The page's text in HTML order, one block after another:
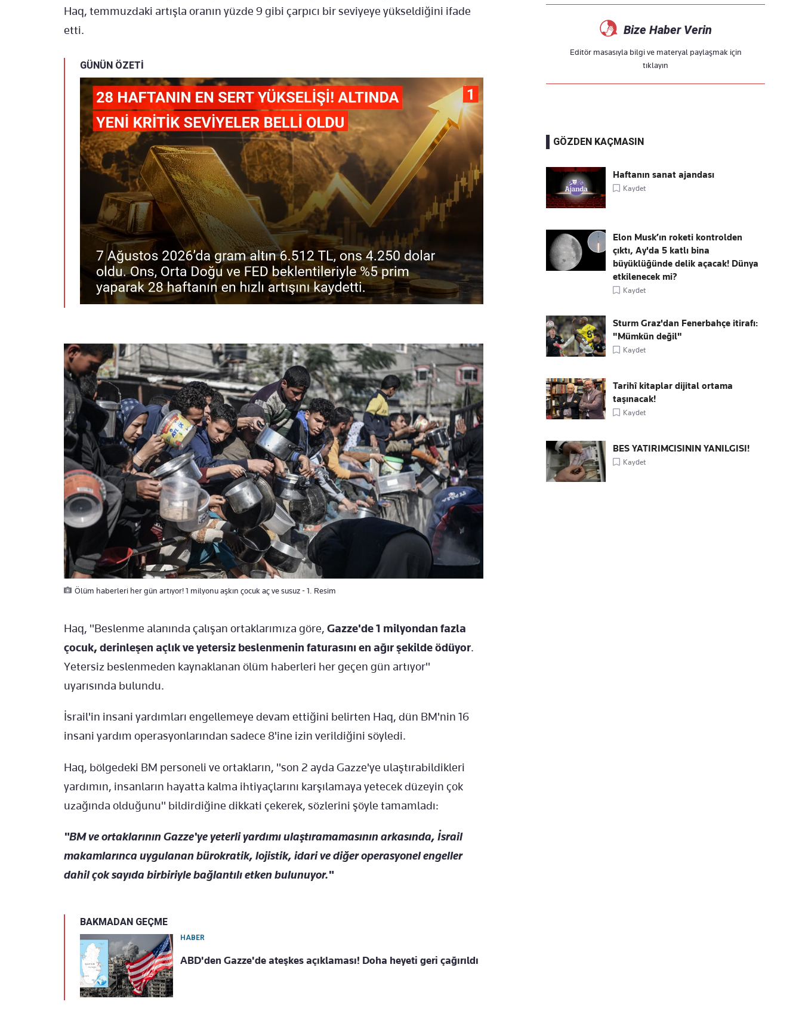
Haq, temmuzdaki artışla oranın yüzde 9 gibi çarpıcı bir seviyeye yükseldiğini ifade
etti.
GÜNÜN ÖZETİ
Ölüm haberleri her gün artıyor! 1 milyonu aşkın çocuk aç ve susuz - 1. Resim
Haq, "Beslenme alanında çalışan ortaklarımıza göre, Gazze'de 1 milyondan fazla
çocuk, derinleşen açlık ve yetersiz beslenmenin faturasını en ağır şekilde ödüyor.
Yetersiz beslenmeden kaynaklanan ölüm haberleri her geçen gün artıyor"
uyarısında bulundu.
İsrail'in insani yardımları engellemeye devam ettiğini belirten Haq, dün BM'nin 16
insani yardım operasyonlarından sadece 8'ine izin verildiğini söyledi.
Haq, bölgedeki BM personeli ve ortakların, "son 2 ayda Gazze'ye ulaştırabildikleri
yardımın, insanların hayatta kalma ihtiyaçlarını karşılamaya yetecek düzeyin çok
uzağında olduğunu" bildirdiğine dikkati çekerek, sözlerini şöyle tamamladı:
"BM ve ortaklarının Gazze'ye yeterli yardımı ulaştıramamasının arkasında, İsrail
makamlarınca uygulanan bürokratik, lojistik, idari ve diğer operasyonel engeller
dahil çok sayıda birbiriyle bağlantılı etken bulunuyor."
BAKMADAN GEÇME
HABER
ABD'den Gazze'de ateşkes açıklaması! Doha heyeti geri çağırıldı
Bize Haber Verin
Editör masasıyla bilgi ve materyal paylaşmak için
tıklayın
GÖZDEN KAÇMASIN
Haftanın sanat ajandası
Kaydet
Elon Musk’ın roketi kontrolden
çıktı, Ay'da 5 katlı bina
büyüklüğünde delik açacak! Dünya
etkilenecek mi?
Kaydet
Sturm Graz'dan Fenerbahçe itirafı:
"Mümkün değil"
Kaydet
Tarihî kitaplar dijital ortama
taşınacak!
Kaydet
BES YATIRIMCISININ YANILGISI!
Kaydet